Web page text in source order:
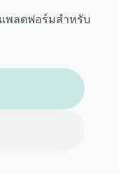
พลตฟอร์มสำหรับ